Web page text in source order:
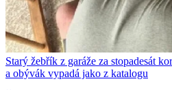
Starý žebřík z garáže za stopadesát
a obývák vypadá jako z katalogu